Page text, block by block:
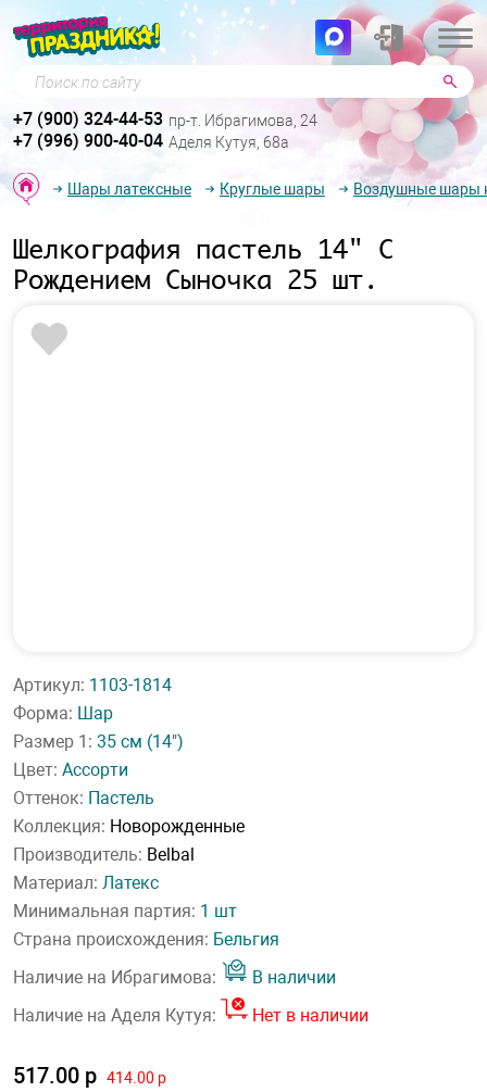
Поиск по сайту
+7 (900) 324-44-53 пр-т. Ибрагимова, 24
+7 (996) 900-40-04 Аделя Кутуя, 68а
Шары латексные Круглые шары Воздушные шары
Шелкография пастель 14" С
Рождением Сыночка 25 шт.
Артикул: 1103-1814
Форма: Шар
Размер 1: 35 см (14")
Цвет: Ассорти
Оттенок: Пастель
Коллекция: Новорожденные
Производитель: Belbal
Материал: Латекс
Минимальная партия: 1 шт
Страна происхождения: Бельгия
Наличие на Ибрагимова:
В наличии
Наличие на Аделя Кутуя:
Нет в наличии
517.00 р 414.00 р